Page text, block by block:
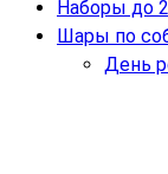
Наборы до
Шары по
День